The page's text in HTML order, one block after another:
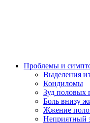
Проблемы и
Выделения
Кондиломы
Зуд половых
Боль внизу
Жжение
Неприятный